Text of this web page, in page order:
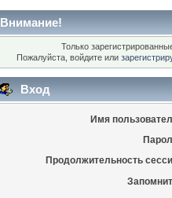
Внимание!
Только
Пожалуйста, войдите или
Вход
Имя
Продолжительность